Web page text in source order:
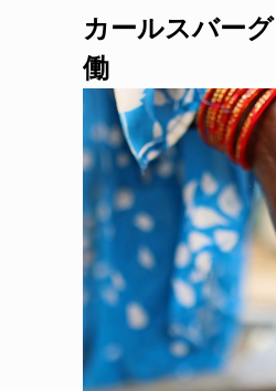
カールスバー
働